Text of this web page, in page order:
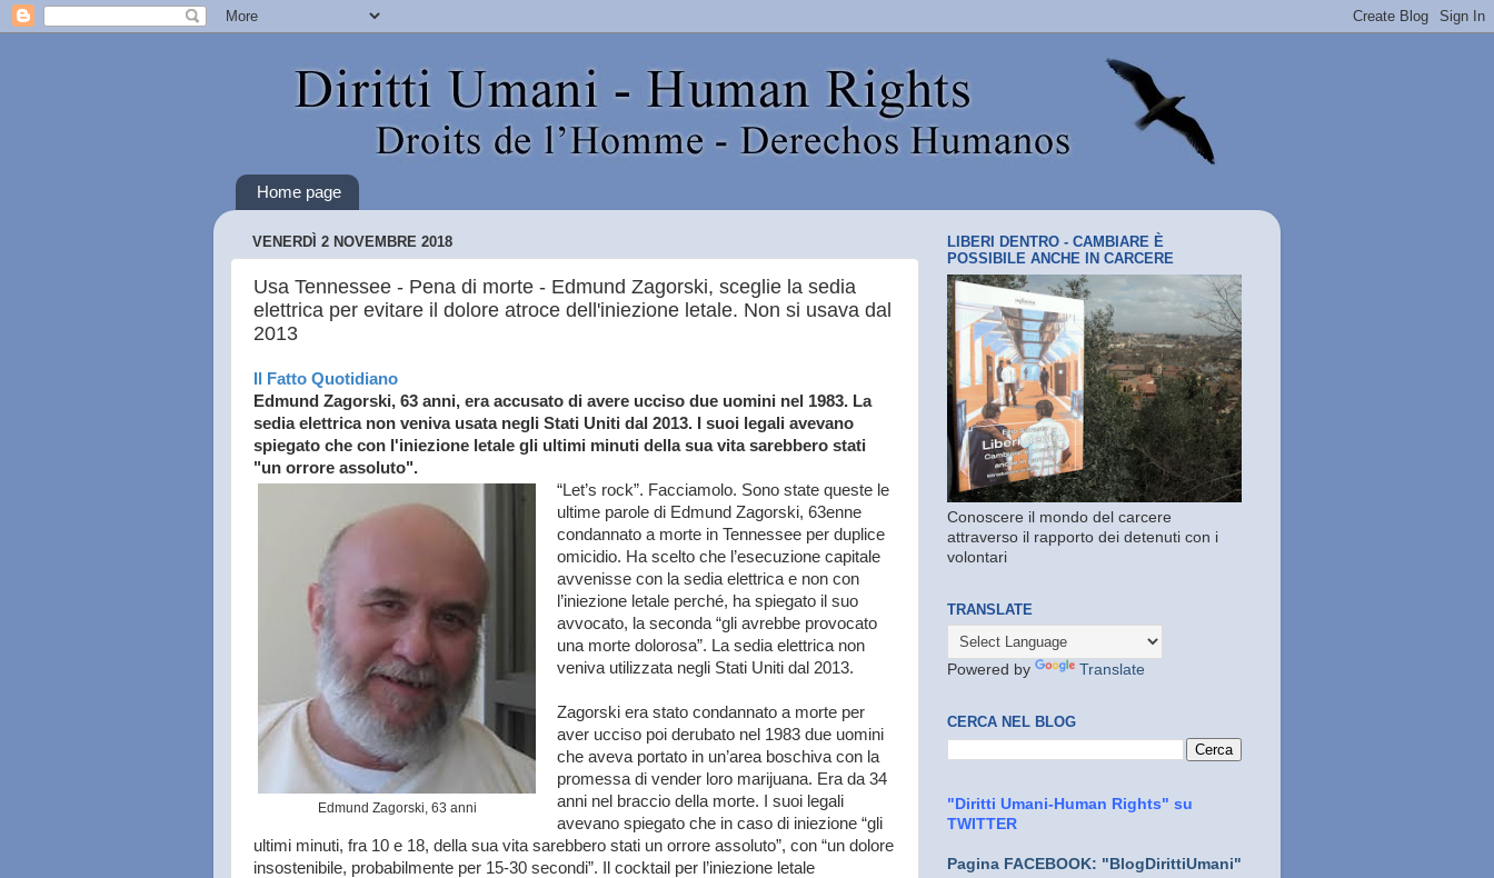
Home page
VENERDÌ 2 NOVEMBRE 2018
Usa Tennessee - Pena di morte - Edmund Zagorski, sceglie la sedia
elettrica per evitare il dolore atroce dell'iniezione letale. Non si usava dal
2013
Il Fatto Quotidiano
Edmund Zagorski, 63 anni, era accusato di avere ucciso due uomini nel 1983. La
sedia elettrica non veniva usata negli Stati Uniti dal 2013. I suoi legali avevano
spiegato che con l'iniezione letale gli ultimi minuti della sua vita sarebbero stati
"un orrore assoluto".
Edmund Zagorski, 63 anni
“Let’s rock”. Facciamolo. Sono state queste le
ultime parole di Edmund Zagorski, 63enne
condannato a morte in Tennessee per duplice
omicidio. Ha scelto che l’esecuzione capitale
avvenisse con la sedia elettrica e non con
l’iniezione letale perché, ha spiegato il suo
avvocato, la seconda “gli avrebbe provocato
una morte dolorosa”. La sedia elettrica non
veniva utilizzata negli Stati Uniti dal 2013.
Zagorski era stato condannato a morte per
aver ucciso poi derubato nel 1983 due uomini
che aveva portato in un’area boschiva con la
promessa di vender loro marijuana. Era da 34
anni nel braccio della morte. I suoi legali
avevano spiegato che in caso di iniezione “gli
ultimi minuti, fra 10 e 18, della sua vita sarebbero stati un orrore assoluto”, con “un dolore
insostenibile, probabilmente per 15-30 secondi”. Il cocktail per l’iniezione letale
LIBERI DENTRO - CAMBIARE È
POSSIBILE ANCHE IN CARCERE
Conoscere il mondo del carcere
attraverso il rapporto dei detenuti con i
volontari
TRANSLATE
Powered by Translate
CERCA NEL BLOG
"Diritti Umani-Human Rights" su
TWITTER
Pagina FACEBOOK: "BlogDirittiUmani"